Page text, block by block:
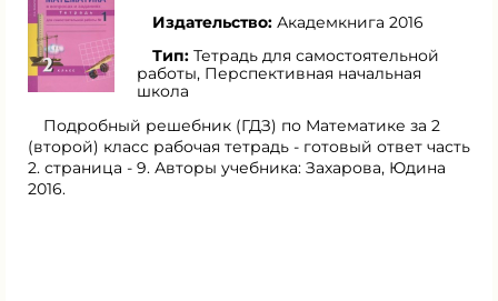
Издательство: Академкнига 2016
Тип: Тетрадь для самостоятельной
работы, Перспективная начальная
школа
Подробный решебник (ГДЗ) по Математике за 2
(второй) класс рабочая тетрадь - готовый ответ часть
2. страница - 9. Авторы учебника: Захарова, Юдина
2016.